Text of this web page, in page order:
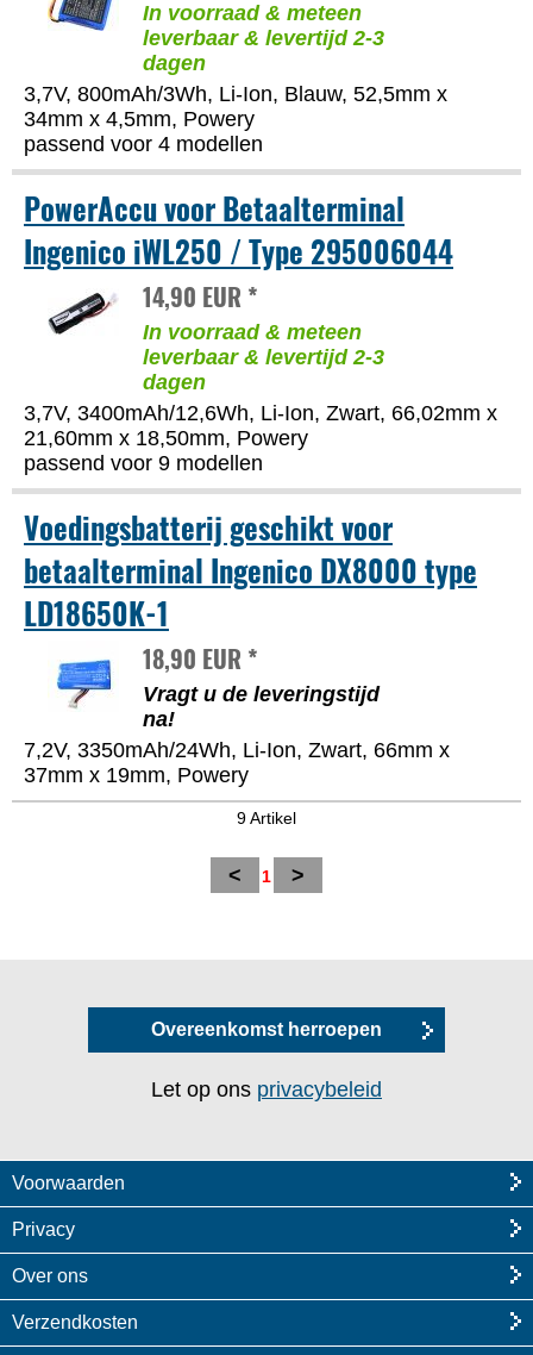
In voorraad & meteen
leverbaar & levertijd 2-3
dagen
3,7V, 800mAh/3Wh, Li-Ion, Blauw, 52,5mm x
34mm x 4,5mm, Powery
passend voor 4 modellen
PowerAccu voor Betaalterminal
Ingenico iWL250 / Type 295006044
14,90 EUR *
In voorraad & meteen
leverbaar & levertijd 2-3
dagen
3,7V, 3400mAh/12,6Wh, Li-Ion, Zwart, 66,02mm x
21,60mm x 18,50mm, Powery
passend voor 9 modellen
Voedingsbatterij geschikt voor
betaalterminal Ingenico DX8000 type
LD18650K-1
18,90 EUR *
Vragt u de leveringstijd
na!
7,2V, 3350mAh/24Wh, Li-Ion, Zwart, 66mm x
37mm x 19mm, Powery
9 Artikel
< 1 >
Overeenkomst herroepen
Let op ons privacybeleid
Voorwaarden
Privacy
Over ons
Verzendkosten